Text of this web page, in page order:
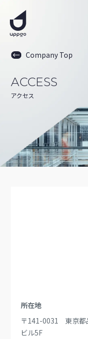
ACCESS
アクセス
Company Top
所在地
〒141-0031 東京都
ビル5F